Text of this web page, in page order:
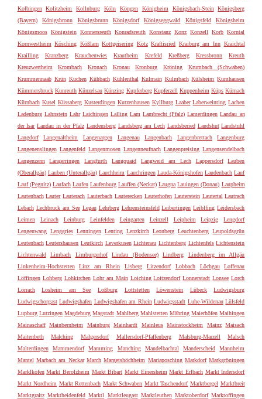
Kolbingen
Kolitzheim Kollnburg Köln Köngen Königheim Königsbach-Stein
Königsberg
(Bayern)
Königsbronn Königsbrunn Königsdorf Königseggwald Königsfeld
Königsheim
Königsmoos Königstein Konnersreuth Konradsreuth Konstanz Konz Konzell Korb Korntal
Kornwestheim Kösching Kößlarn Kottgeisering Kötz Kraftisried Kraiburg am Inn Kraichtal
Krailling
Kranzberg Krauchenwies Krautheim Krefeld Kreßberg Kressbronn
Kreuth
Kreuzwertheim
Krombach Kronach Kronau Kronburg Kröning
Krumbach (Schwaben)
Krummennaab Krün Kuchen Kühbach Kühlenthal Kulmain Kulmbach Külsheim Kumhausen
Kümmersbruck Kunreuth Künzelsau Künzing Kupferberg Kupferzell Kuppenheim Küps Kürnach
Kürnbach Kusel Küssaberg Kusterdingen Kutzenhausen Kyllburg Laaber Laberweinting Lachen
Ladenburg Lahnstein Lahr Laichingen Lalling Lam Lambrecht (Pfalz) Lamerdingen Landau an
der Isar Landau in der Pfalz Landensberg Landsberg am Lech Landsberied Landshut Landstuhl
Langdorf
Langenaltheim Langenargen Langenau Langenbach Langenbrettach
Langenburg
Langenenslingen Langenfeld Langenmosen Langenneufnach Langenpreising Langensendelbach
Langenzenn
Langerringen Langfurth Langquaid Langweid am Lech Lappersdorf
Lauben
(Oberallgäu) Lauben (Unterallgäu) Lauchheim Lauchringen Lauda-Königshofen Laudenbach Lauf
Lauf (Pegnitz) Laufach Laufen Laufenburg Lauffen (Neckar) Laugna Lauingen (Donau) Laupheim
Lautenbach Lauter Lauterach Lauterbach Lauterecken Lauterhofen Lauterstein Lautertal Lautrach
Lebach Lechbruck am See Legau Lehrberg Lehrensteinsfeld Leibertingen Leiblfing Leidersbach
Leimen
Leinach Leinburg Leinfelden Leingarten Leinzell Leipheim Leipzig
Lengdorf
Lengenwang Lenggries Lenningen Lenting Lenzkirch Leonberg Leuchtenberg Leupoldsgrün
Leutenbach Leutershausen Leutkirch Leverkusen Lichtenau Lichtenberg Lichtenfels Lichtenstein
Lichtenwald
Limbach Limburgerhof Lindau (Bodensee) Lindberg
Lindenberg im Allgäu
Linkenheim-Hochstetten
Linz am Rhein Lisberg Litzendorf Lobbach Löchgau
Loffenau
Löffingen Lohberg Lohkirchen Lohr am Main Loiching Loitzendorf Lonnerstadt Lonsee Lorch
Lörrach
Losheim am See Loßburg Lottstetten Löwenstein Lübeck
Ludwigsburg
Ludwigschorgast Ludwigshafen Ludwigshafen am Rhein Ludwigsstadt Luhe-Wildenau Lülsfeld
Lupburg Lutzingen Magdeburg Magstadt Mahlberg Mahlstetten Mähring Maierhöfen Maihingen
Mainaschaff Mainbernheim Mainburg Mainhardt Mainleus Mainstockheim Mainz Maisach
Maitenbeth
Malching Malgersdorf Mallersdorf-Pfaffenberg Malsburg-Marzell
Malsch
Malterdingen
Mammendorf Mamming Manching Mandelbachtal Manderscheid
Mannheim
Mantel Marbach am Neckar March Margetshöchheim Mariaposching Markdorf Markgröningen
Marklkofen Markt Berolzheim Markt Bibart Markt Einersheim Markt Erlbach Markt Indersdorf
Markt Nordheim Markt Rettenbach Markt Schwaben Markt Taschendorf Marktbergel Marktbreit
Marktgraitz Marktheidenfeld Marktl Marktleugast Marktleuthen Marktoberdorf Marktoffingen